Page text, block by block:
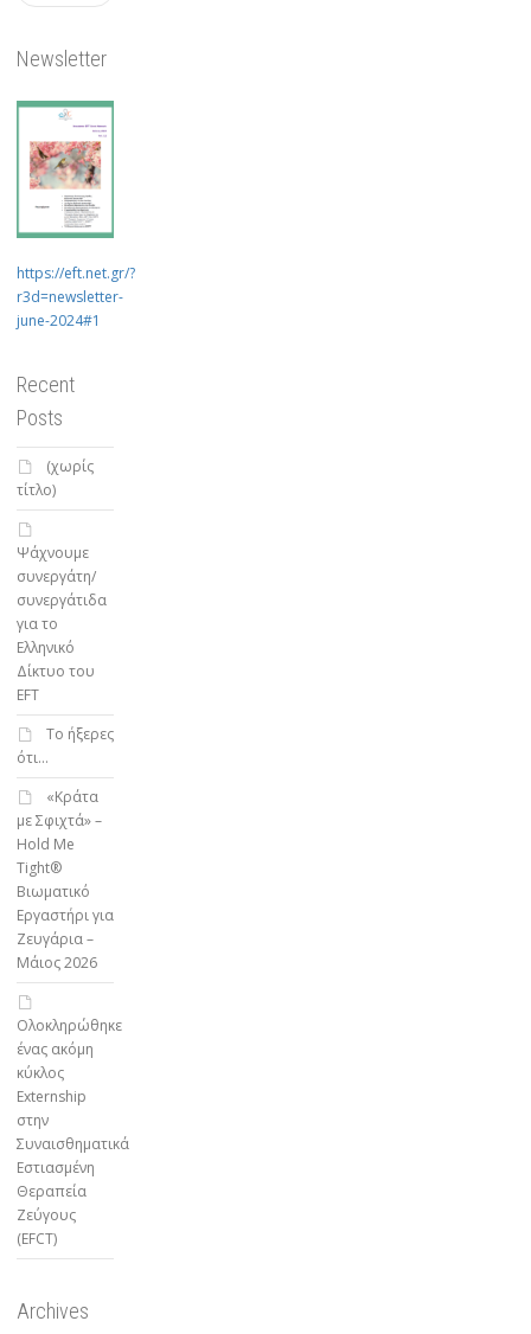
Newsletter
https://eft.net.gr/?
r3d=newsletter-
june-2024#1
Recent
Posts
(χωρίς
τίτλο)
Ψάχνουμε
συνεργάτη/
συνεργάτιδα
για το
Ελληνικό
Δίκτυο του
EFT
To ήξερες
ότι…
«Κράτα
με Σφιχτά» –
Hold Me
Tight®
Βιωματικό
Εργαστήρι για
Ζευγάρια –
Μάιος 2026
Ολοκληρώθηκε
ένας ακόμη
κύκλος
Externship
στην
Συναισθηματικά
Εστιασμένη
Θεραπεία
Ζεύγους
(EFCT)
Archives